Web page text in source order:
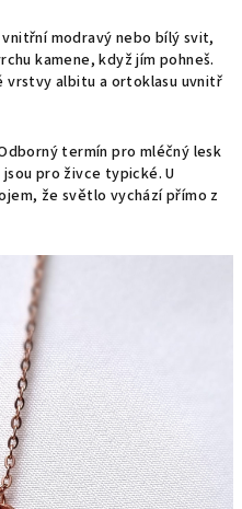
modravý nebo bílý svit,
kamene, když jím pohneš.
vrstvy albitu a ortoklasu uvnitř
termín pro mléčný lesk
pro živce typické. U
že světlo vychází přímo z